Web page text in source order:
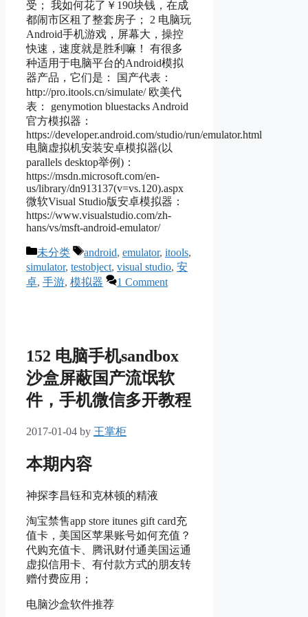
受； 我如何花了￥190块钱，在成
都闹市区租了整套房子； 2 电脑玩
Android手机游戏，屏幕大，操控
快速，速度就是胜利嘛！ 有很多
种适用于电脑平台的Android模拟
器产品，它们是： 国产代表：
http://pro.itools.cn/simulate/ 欧美代
表： genymotion bluestacks Android
官方模拟器：
https://developer.android.com/studio/run/emulator.html
电脑虚拟机安装安卓模拟器(以
parallels desktop举例)：
https://msdn.microsoft.com/en-
us/library/dn913137(v=vs.120).aspx
微软Visual Studio版安卓模拟器：
https://www.visualstudio.com/zh-
hans/vs/msft-android-emulator/
Categories
未分类 Tags
android, emulator, itools,
simulator, testobject, visual studio, 安
卓, 手游, 模拟器 1 Comment
152 电脑手机sandbox
沙盒屏蔽国产流氓软
件，手机微信多开教程
2017-01-04 by 王掌柜
本期内容
神探李昌钰和克林顿的精液
淘宝禁售app store itunes gift card充
值卡，美国区苹果账号如何充值？
代购充值卡、腾讯财付通美国运通
虚拟信用卡、有付款方式的朋友转
赠付费应用；
电脑沙盒软件推荐